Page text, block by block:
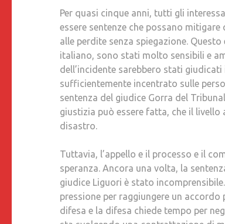
Per quasi cinque anni, tutti gli
essere sentenze che possano
alle perdite senza spiegazione.
italiano, sono stati molto sensibili e
dell’incidente sarebbero stati
sufficientemente incentrato sulle
sentenza del giudice Gorra del
giustizia può essere fatta, che il
disastro.
Tuttavia, l’appello e il processo e il
speranza. Ancora una volta, la
giudice Liguori è stato
pressione per raggiungere un
difesa e la difesa chiede tempo per